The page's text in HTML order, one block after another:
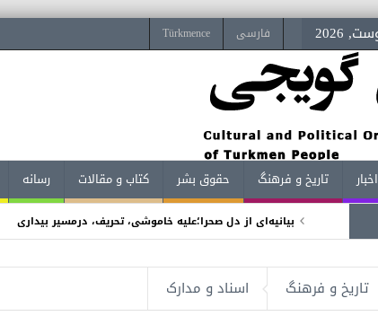
فارسی Türkmence
اخبار تاریخ و فرهنگ حقوق بشر کتاب و مقالات رسانه
بیانیه‌ای از دل صحرا؛علیه خاموشی، تحریف، درمسیر بیداری
توضیحی بسخنرانی در کنفرانس روزجهانی زبان مادریتاریخ و فرهنگ اسناد و مدارک